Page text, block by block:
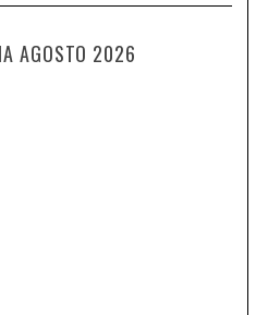
AGOSTO 2026